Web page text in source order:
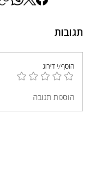
תגובות
הוסף/י דירוג
הוספת תגובה